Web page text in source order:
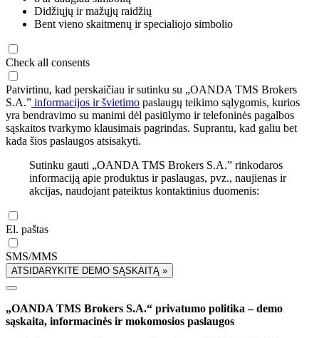
Didžiųjų ir mažųjų raidžių
Bent vieno skaitmenų ir specialiojo simbolio
Check all consents
Patvirtinu, kad perskaičiau ir sutinku su „OANDA TMS Brokers
S.A.” informacijos ir švietimo paslaugų teikimo sąlygomis, kurios
yra bendravimo su manimi dėl pasiūlymo ir telefoninės pagalbos
sąskaitos tvarkymo klausimais pagrindas. Suprantu, kad galiu bet
kada šios paslaugos atsisakyti.
Sutinku gauti „OANDA TMS Brokers S.A.” rinkodaros
informaciją apie produktus ir paslaugas, pvz., naujienas ir
akcijas, naudojant pateiktus kontaktinius duomenis:
El. paštas
SMS/MMS
ATSIDARYKITE DEMO SĄSKAITĄ »
„OANDA TMS Brokers S.A.“ privatumo politika – demo
sąskaita, informacinės ir mokomosios paslaugos